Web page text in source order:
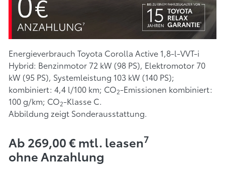
Energieverbrauch Toyota Corolla Active 1,8-l-VVT-i
Hybrid: Benzinmotor 72 kW (98 PS), Elektromotor 70
kW (95 PS), Systemleistung 103 kW (140 PS);
kombiniert: 4,4 l/100 km; CO2-Emissionen kombiniert:
100 g/km; CO2-Klasse C.
Abbildung zeigt Sonderausstattung.
Ab 269,00 € mtl. leasen7
ohne Anzahlung